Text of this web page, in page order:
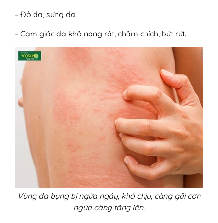
– Đỏ da, sưng da.
– Cảm giác da khô nóng rát, châm chích, bứt rứt.
Vùng da bụng bị ngứa ngáy, khó chịu, càng gãi cơn
ngứa càng tăng lên.